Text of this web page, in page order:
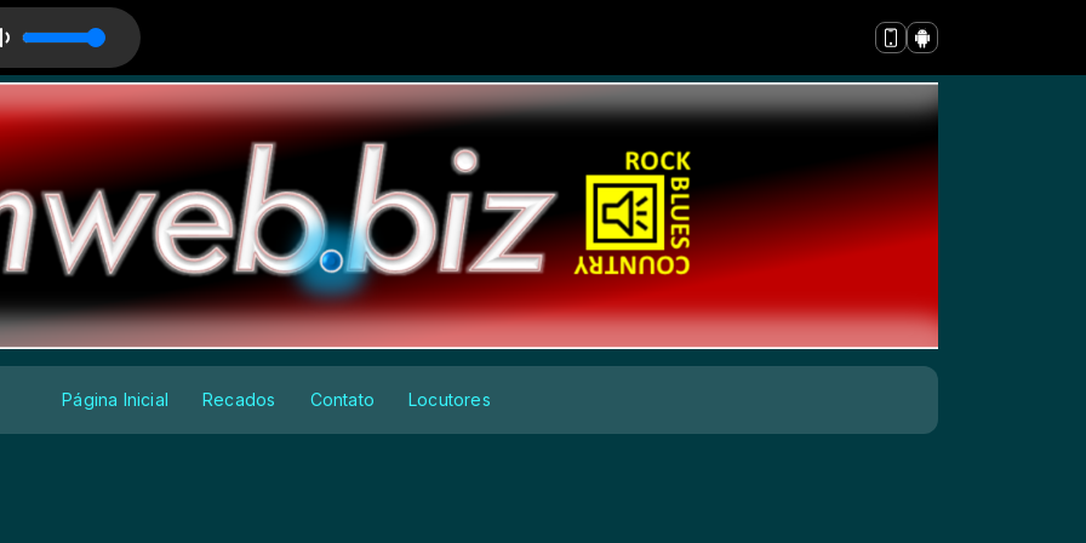
com FLAVIO VENTURA
- 1-2 L
Página Inicial Recados Contato Locutores